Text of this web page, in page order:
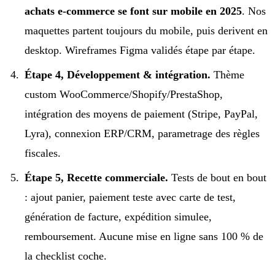
achats e-commerce se font sur mobile en 2025. Nos
maquettes partent toujours du mobile, puis derivent en
desktop. Wireframes Figma validés étape par étape.
Étape 4, Développement & intégration. Thème
custom WooCommerce/Shopify/PrestaShop,
intégration des moyens de paiement (Stripe, PayPal,
Lyra), connexion ERP/CRM, parametrage des règles
fiscales.
Étape 5, Recette commerciale. Tests de bout en bout
: ajout panier, paiement teste avec carte de test,
génération de facture, expédition simulee,
remboursement. Aucune mise en ligne sans 100 % de
la checklist coche.